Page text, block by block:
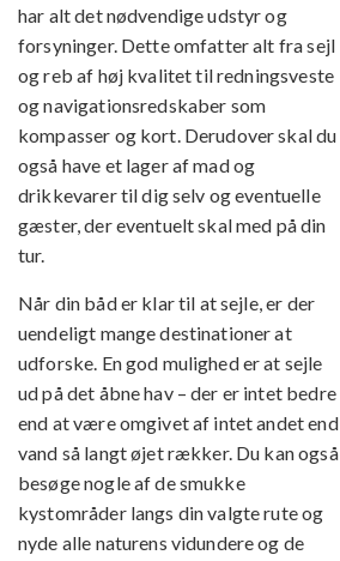
har alt det nødvendige udstyr og
forsyninger. Dette omfatter alt fra sejl
og reb af høj kvalitet til redningsveste
og navigationsredskaber som
kompasser og kort. Derudover skal du
også have et lager af mad og
drikkevarer til dig selv og eventuelle
gæster, der eventuelt skal med på din
tur.
Når din båd er klar til at sejle, er der
uendeligt mange destinationer at
udforske. En god mulighed er at sejle
ud på det åbne hav – der er intet bedre
end at være omgivet af intet andet end
vand så langt øjet rækker. Du kan også
besøge nogle af de smukke
kystområder langs din valgte rute og
nyde alle naturens vidundere og de